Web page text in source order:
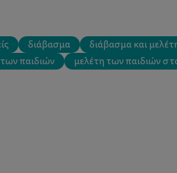
διάβασμα διάβασμα και
παιδιών μελέτη των παιδιών